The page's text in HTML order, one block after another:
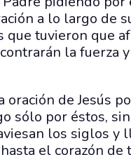
a lo largo de
tuvieron que
la fuerza
de Jesús
sólo por éstos,
los siglos y
el corazón de